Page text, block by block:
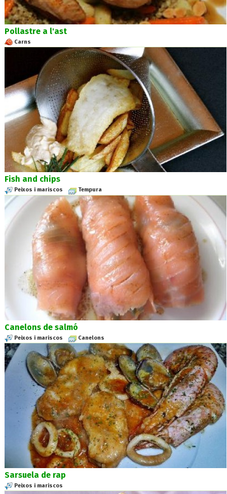
Pollastre a l'ast
Carns
Fish and chips
Peixos i mariscos Tempura
Canelons de salmó
Peixos i mariscos Canelons
Sarsuela de rap
Peixos i mariscos